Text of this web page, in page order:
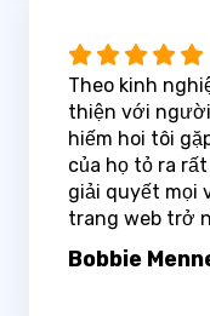
Theo kinh
thiện với
hiếm hoi tôi
của họ tỏ ra
giải quyết mọi
trang web trở
Bobbie